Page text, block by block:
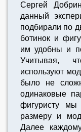
Сергей
данный
подбирали по
ботинок и
им удобны и
Учитывая,
используют
было не
одинаковые
фигуристу мы
размеру и
Далее